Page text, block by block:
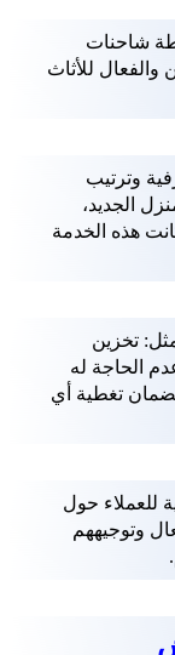
شاحنات
والفعال للأثاث
وترتيب
الجديد،
هذه الخدمة
تخزين
الحاجة له
تغطية أي
للعملاء حول
وتوجيههم